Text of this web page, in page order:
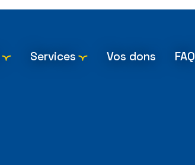
Services Vos dons FAQ